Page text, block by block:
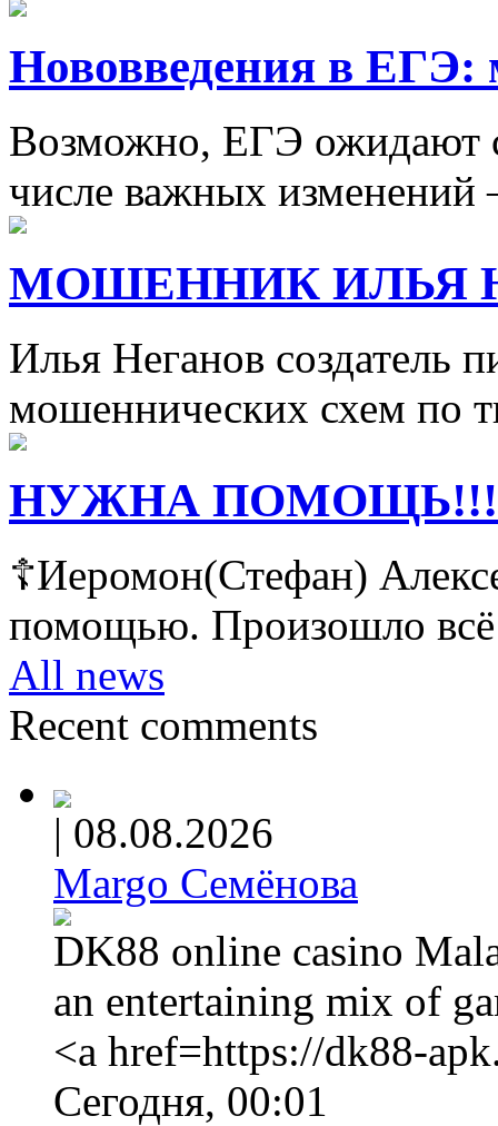
Нововведения в ЕГЭ:
Возможно, ЕГЭ ожидают
числе важных
МОШЕННИК ИЛЬЯ
Илья Неганов создатель
мошеннических схем по
НУЖНА ПОМОЩЬ!!!
☦Иеромон(Стефан)
помощью. Произошло
All news
Recent comments
| 08.08.2026
Margo Семёнова
DK88 online casino
an entertaining mix of
<a href=https://dk88-
Сегодня, 00:01